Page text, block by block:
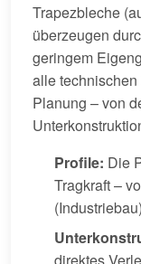
Trapezbleche
überzeugen
geringem
alle
Planung – von
Profile: Die
Tragkraft –
direktes